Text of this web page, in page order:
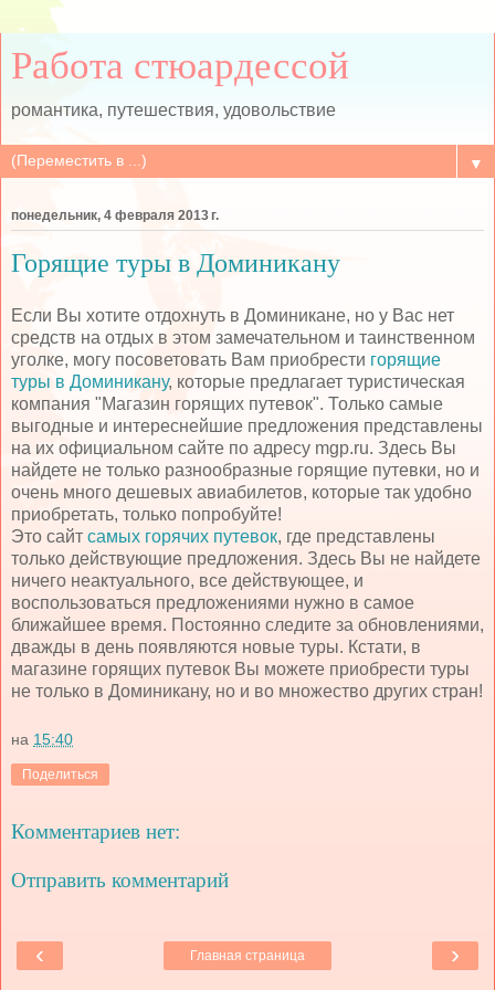
Работа стюардессой
романтика, путешествия, удовольствие
▼
понедельник, 4 февраля 2013 г.
Горящие туры в Доминикану
Если Вы хотите отдохнуть в Доминикане, но у Вас нет
средств на отдых в этом замечательном и таинственном
уголке, могу посоветовать Вам приобрести горящие
туры в Доминикану, которые предлагает туристическая
компания "Магазин горящих путевок". Только самые
выгодные и интереснейшие предложения представлены
на их официальном сайте по адресу mgp.ru. Здесь Вы
найдете не только разнообразные горящие путевки, но и
очень много дешевых авиабилетов, которые так удобно
приобретать, только попробуйте!
Это сайт самых горячих путевок, где представлены
только действующие предложения. Здесь Вы не найдете
ничего неактуального, все действующее, и
воспользоваться предложениями нужно в самое
ближайшее время. Постоянно следите за обновлениями,
дважды в день появляются новые туры. Кстати, в
магазине горящих путевок Вы можете приобрести туры
не только в Доминикану, но и во множество других стран!
на 15:40
Поделиться
Комментариев нет:
Отправить комментарий
‹ ›
Главная страница